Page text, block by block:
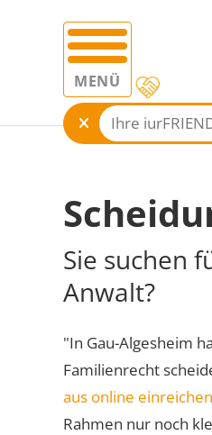
MENÜ
Sie suchen
Anwalt?
"In Gau-Algesheim
Familienrecht
aus online einreichen
Rahmen nur noch